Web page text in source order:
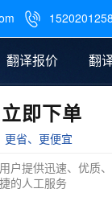

翻译报价
译翻译报价
翻
样本
立即下单
更省、更便宜
户提供迅速、优质
的人工服务